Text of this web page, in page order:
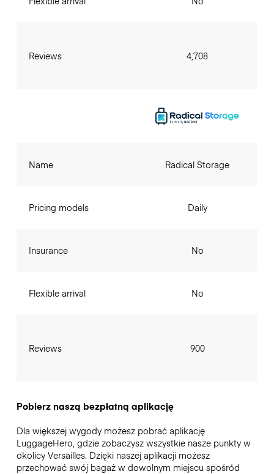
Reviews 4,708
Name
Pricing models
Insurance
Flexible arrival
Reviews
Radical Storage
Daily
No
No
900
Pobierz naszą bezpłatną aplikację
Dla większej wygody możesz pobrać aplikację
LuggageHero, gdzie zobaczysz wszystkie nasze punkty w
okolicy Versailles. Dzięki naszej aplikacji możesz
przechować swój bagaż w dowolnym miejscu spośród